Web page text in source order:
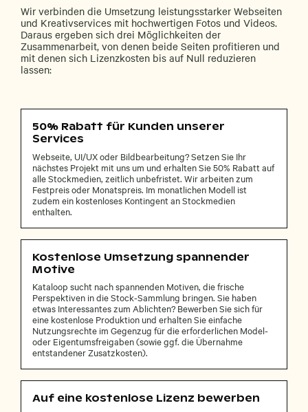
Wir verbinden die Umsetzung leistungsstarker Webseiten
und Kreativservices mit hochwertigen Fotos und Videos.
Daraus ergeben sich drei Möglichkeiten der
Zusammenarbeit, von denen beide Seiten profitieren und
mit denen sich Lizenzkosten bis auf Null reduzieren
lassen:
50% Rabatt für Kunden unserer
Services
Webseite, UI/UX oder Bildbearbeitung? Setzen Sie Ihr
nächstes Projekt mit uns um und erhalten Sie 50% Rabatt auf
alle Stockmedien, zeitlich unbefristet. Wir arbeiten zum
Festpreis oder Monatspreis. Im monatlichen Modell ist
zudem ein kostenloses Kontingent an Stockmedien
enthalten.
Kostenlose Umsetzung spannender
Motive
Kataloop sucht nach spannenden Motiven, die frische
Perspektiven in die Stock-Sammlung bringen. Sie haben
etwas Interessantes zum Ablichten? Bewerben Sie sich für
eine kostenlose Produktion und erhalten Sie einfache
Nutzungsrechte im Gegenzug für die erforderlichen Model-
oder Eigentumsfreigaben (sowie ggf. die Übernahme
entstandener Zusatzkosten).
Auf eine kostenlose Lizenz bewerben